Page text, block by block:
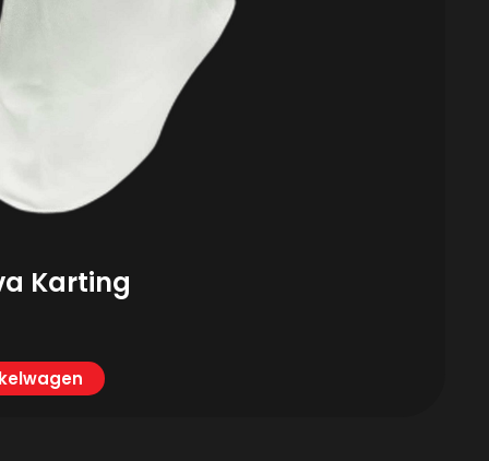
Karting